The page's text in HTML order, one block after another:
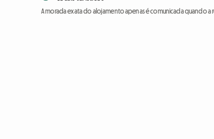
A morada exata do alojamento apenas é comunicada quando a